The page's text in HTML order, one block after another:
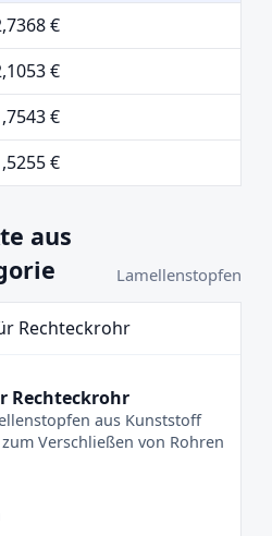
€
€
€
€
aus
Lamellenstopfen
Rechteckrohr
aus Kunststoff
Verschließen von Rohren